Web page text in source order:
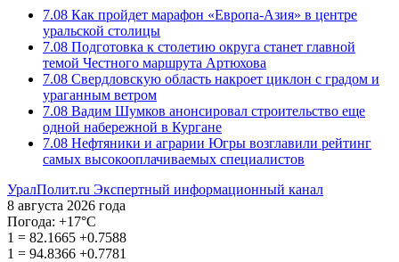
7.08 Как пройдет марафон «Европа-Азия» в центре
уральской столицы
7.08 Подготовка к столетию округа станет главной
темой Честного маршрута Артюхова
7.08 Свердловскую область накроет циклон с градом и
ураганным ветром
7.08 Вадим Шумков анонсировал строительство еще
одной набережной в Кургане
7.08 Нефтяники и аграрии Югры возглавили рейтинг
самых высокооплачиваемых специалистов
УралПолит.ru Экспертный информационный канал
8 августа 2026 года
Погода: +17°С
1 = 82.1665 +0.7588
1 = 94.8366 +0.7781